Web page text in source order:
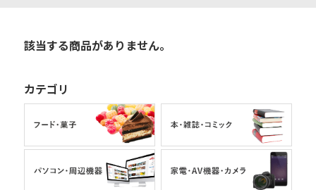
該当する商品がありません。
カテゴリ